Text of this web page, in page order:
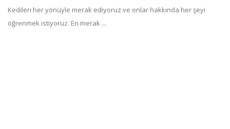
Kedileri her yönüyle merak ediyoruz ve onlar hakkında her şeyi
öğrenmek istiyoruz. En merak ...